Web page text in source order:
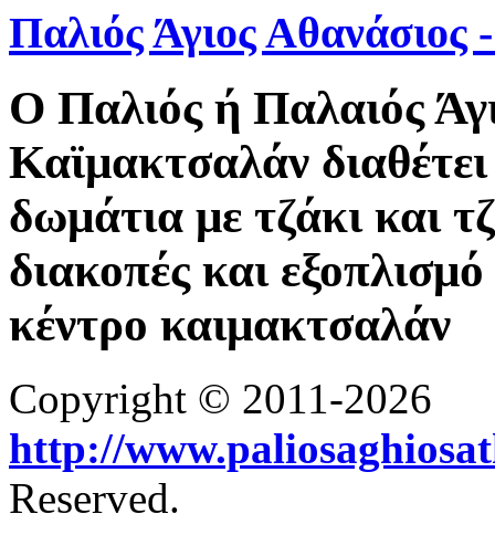
Παλιός Άγιος
Ο Παλιός ή Παλαιός
Καϊμακτσαλάν
δωμάτια με τζάκι και
διακοπές και
κέντρο καιμακτσαλάν
Copyright © 2011-2026
http://
Reserved.